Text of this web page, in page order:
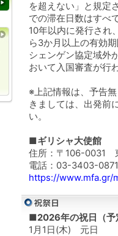
を超えない」と規定
での滞在日数はすべ
10年以内に発行され
ら3か月以上の有効
シェンゲン協定域外
おいて入国審査が行
※上記情報は、予告
きましては、出発前
い。
■ギリシャ大使館
住所：〒106-0031
電話：03-3403-
https://www.mfa.gr/
■2026年の祝日（予
1月1日(木) 元日